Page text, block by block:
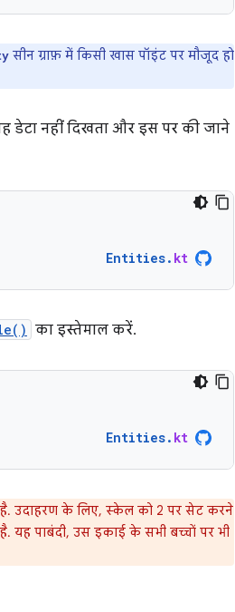
सीन ग्राफ़ में किसी खास पॉइंट पर मौजूद हो
डेटा नहीं दिखता और इस पर की जाने
Entities. kt
का इस्तेमाल करें.
Entities. kt
उदाहरण के लिए, स्केल को 2 पर सेट करने
यह पाबंदी, उस इकाई के सभी बच्चों पर भी